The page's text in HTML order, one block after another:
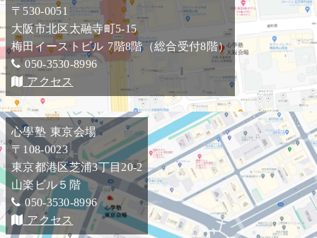
〒530-0051
大阪市北区太融寺町5-15
梅田イーストビル 7階8階（総合受付8階）
050-3530-8996
アクセス
心學塾 東京会場
〒108-0023
東京都港区芝浦3丁目20-2
山楽ビル５階
050-3530-8996
アクセス